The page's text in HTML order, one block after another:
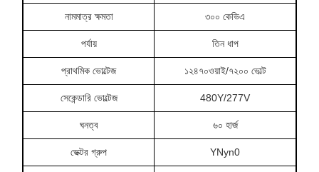
নামমাত্র ক্ষমতা ৩০০ কেভিএ
পর্যায় তিন ধাপ
প্রাথমিক ভোল্টেজ ১২৪৭০ওয়াই/৭২০০ ভোল্ট
সেকেন্ডারি ভোল্টেজ 480Y/277V
ঘনত্ব ৬০ হার্জ
ভেক্টর গ্রুপ YNyn0